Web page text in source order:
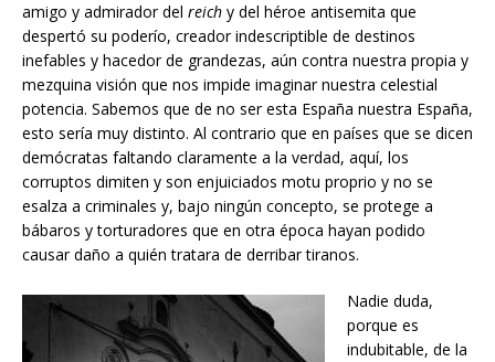
amigo y admirador del reich y del héroe antisemita que
despertó su poderío, creador indescriptible de destinos
inefables y hacedor de grandezas, aún contra nuestra propia y
mezquina visión que nos impide imaginar nuestra celestial
potencia. Sabemos que de no ser esta España nuestra España,
esto sería muy distinto. Al contrario que en países que se dicen
demócratas faltando claramente a la verdad, aquí, los
corruptos dimiten y son enjuiciados motu proprio y no se
esalza a criminales y, bajo ningún concepto, se protege a
bábaros y torturadores que en otra época hayan podido
causar daño a quién tratara de derribar tiranos.
Nadie duda,
porque es
indubitable, de la